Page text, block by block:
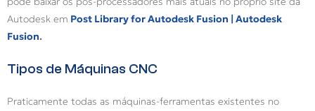
Autodesk em Post Library for Autodesk Fusion | Autodesk
Fusion.
Tipos de Máquinas CNC
Praticamente todas as máquinas-ferramentas existentes no